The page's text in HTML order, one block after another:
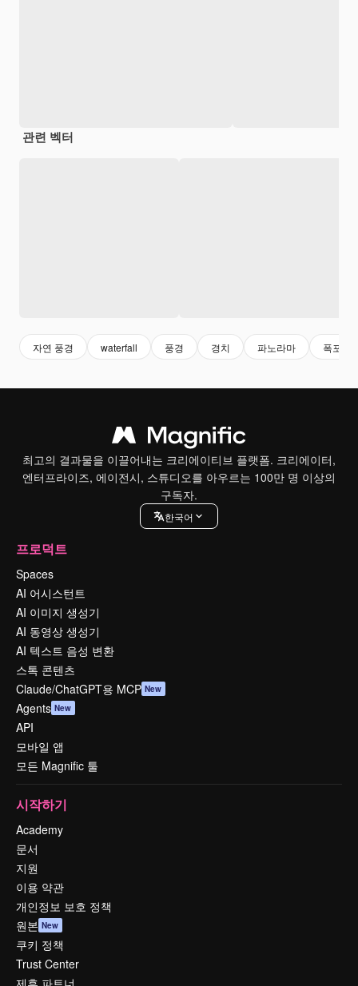
관련 벡터
자연 풍경 waterfall 풍경 경치 파노라마 폭포
최고의 결과물을 이끌어내는 크리에이티브 플랫폼. 크리에이터,
엔터프라이즈, 에이전시, 스튜디오를 아우르는 100만 명 이상의
구독자.
한국어
프로덕트
Spaces
AI 어시스턴트
AI 이미지 생성기
AI 동영상 생성기
AI 텍스트 음성 변환
스톡 콘텐츠
Claude/ChatGPT용 MCP New
Agents New
API
모바일 앱
모든 Magnific 툴
시작하기
Academy
문서
지원
이용 약관
개인정보 보호 정책
원본 New
쿠키 정책
Trust Center
제휴 파트너